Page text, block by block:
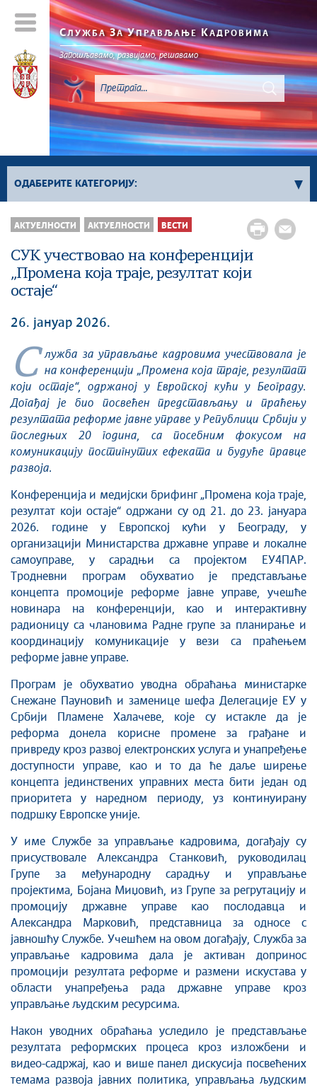
СЛУЖБА ЗАУПРАВЉАЊЕ КАДРОВИМА
Запошљавамо, развијамо, решавамо
ОДАБЕРИТЕ КАТЕГОРИЈУ:
Вести
Вести о објављеним конкурсима за
извршилачка радна места
Фото галерија
АКТУЕЛНОСТИ АКТУЕЛНОСТИ ВЕСТИ
СУК учествовао на конференцији
„Промена која траје, резултат који
остаје“
26. јануар 2026.
С
лужба за управљање кадровима учествовала је
наконференцији „Промена која траје, резултат
који остаје“, одржаној у Европској кући у Београду.
Догађај је био посвећен представљању и праћењу
резултата реформе јавне управе у Републици Србији у
последњих 20 година, са посебним фокусом на
комуникацију постигнутих ефеката и будуће правце
развоја.
Конференција и медијски брифинг „Промена која траје,
резултат који остаје“ одржани су од 21. до 23. јануара
2026. године у Европској кући у Београду, у
организацији Министарства државне управе и локалне
самоуправе, у сарадњи са пројектом ЕУ4ПАР.
Тродневни програм обухватио је представљање
концепта промоције реформе јавне управе, учешће
новинара на конференцији, као и интерактивну
радионицу са члановима Радне групе за планирање и
координацију комуникације у вези са праћењем
реформе јавне управе.
Програм је обухватио уводна обраћања министарке
Снежане Пауновић и заменице шефа Делегације ЕУ у
Србији Пламене Халачеве, које су истакле да је
реформа донела корисне промене за грађане и
привреду кроз развој електронских услуга и унапређење
доступности управе, као и то да ће даље ширење
концепта јединствених управних места бити један од
приоритета у наредном периоду, уз континуирану
подршку Европске уније.
У име Службе за управљање кадровима, догађају су
присуствовале Александра Станковић, руководилац
Групе за међународну сарадњу и управљање
пројектима, Бојана Миџовић, из Групе за регрутацију и
промоцију државне управе као послодавца и
Александра Марковић, представница за односе с
јавношћу Службе. Учешћем на овом догађају, Служба за
управљање кадровима дала је активан допринос
промоцији резултата реформе и размени искустава у
области унапређења рада државне управе кроз
управљање људским ресурсима.
Након уводних обраћања уследило је представљање
резултата реформских процеса кроз изложбени и
видео-садржај, као и више панел дискусија посвећених
темама развоја јавних политика, управљања људским